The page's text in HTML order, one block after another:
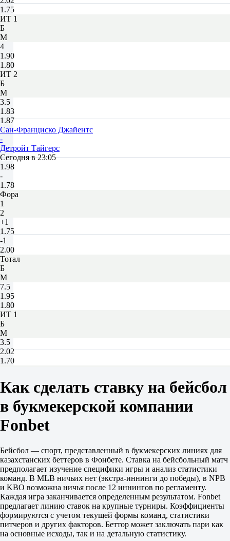
1.75
ИТ 1
Б
М
4
1.90
1.80
ИТ 2
Б
М
3.5
1.83
1.87
Сан-Франциско Джайентс
-
Детройт Тайгерс
Сегодня в 23:05
1.98
-
1.78
Фора
1
2
+1
1.75
-1
2.00
Тотал
Б
М
7.5
1.95
1.80
ИТ 1
Б
М
3.5
2.02
1.70
М
1.78
Аризона Даймондбэкс
Сегодня в 23:10
2.15
-
1.65
Фора
1
2
+1
1.92
-1
Как сделать ставку на бейсбол
в букмекерской компании
Fonbet
Бейсбол — спорт, представленный в букмекерских линиях для
казахстанских беттеров в Фонбете. Ставка на бейсбольный матч
предполагает изучение специфики игры и анализ статистики
команд. В MLB ничьих нет (экстра-иннинги до победы), в NPB
и KBO возможна ничья после 12 иннингов по регламенту.
Каждая игра заканчивается определенным результатом. Fonbet
предлагает линию ставок на крупные турниры. Коэффициенты
формируются с учетом текущей формы команд, статистики
питчеров и других факторов. Беттор может заключать пари как
на основные исходы, так и на детальную статистику.